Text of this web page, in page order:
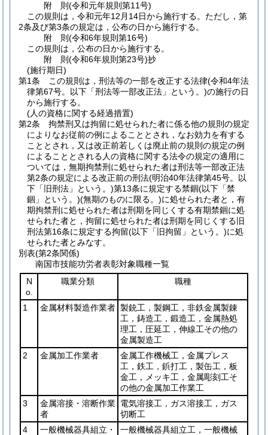
附 則(令和元年規則第11号)
この規則は，令和元年12月14日から施行する。 ただし，第
2条及び第3条の規定は，公布の日から施行する。
附 則(令和6年規則第16号)
この規則は，公布の日から施行する。
附 則(令和6年規則第23号)抄
(施行期日)
第1条
この規則は，刑法等の一部を改正する法律(令和4年法
律第67号。以下「刑法等一部改正法」という。)の施行の日
から施行する。
(人の資格に関する経過措置)
第2条
拘禁刑又は拘留に処せられた者に係る他の規則の規定
によりなお従前の例によることとされ，なお効力を有する
こととされ，又は改正前若しくは廃止前の規則の規定の例
によることとされる人の資格に関する法令の規定の適用に
ついては，無期拘禁刑に処せられた者は刑法等一部改正法
第2条の規定による改正前の刑法(明治40年法律第45号。以
下「旧刑法」という。)第13条に規定する禁錮(以下「禁
錮」という。)(無期のものに限る。)に処せられた者と，有
期拘禁刑に処せられた者は刑期を同じくする有期禁錮に処
せられた者と，拘留に処せられた者は刑期を同じくする旧
刑法第16条に規定する拘留(以下「旧拘留」という。)に処
せられた者とみなす。
別表(第2条関係)
南国市技能功労者表彰対象職種一覧
N
o.
職業分類 職種
1 金属材料製造作業者 製銃工，製鋼工，非鉄金属製錬
工，鋳造工，鍛造工，金属熱処
理工，圧延工，伸線工その他の
金属製造工
2
金属加工作業者
金属工作機械工，金属プレス
工，鉄工，鋲打工，製缶工，板
金工，メッキ工，金属彫刻工そ
の他の金属加工作業工
3
金属溶接・溶断作業
者
電気溶接工，ガス溶接工，ガス
切断工
4
一般機械器具組立・
一般機械器具組立工，一般機械